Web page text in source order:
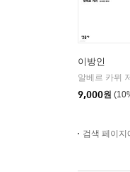
이방인
9,000원
검색 페이